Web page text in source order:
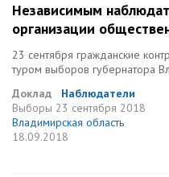
Независимым
организации
23 сентября гражданские
туром выборов губернатора
Доклад
Наблюдатели
Выборы 23 сентября 2018
Владимирская область
18.09.2018